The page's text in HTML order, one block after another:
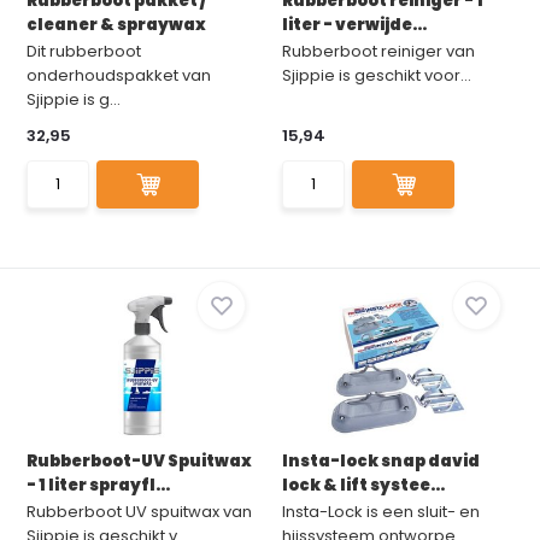
cleaner & spraywax
Dit rubberboot
onderhoudspakket van
Sjippie is g...
32,95
liter - verwijde...
Rubberboot reiniger van
Sjippie is geschikt voor...
15,94
Rubberboot-UV Spuitwax
- 1 liter sprayfl...
Rubberboot UV spuitwax van
Insta-lock snap david
lock & lift systee...
Insta-Lock is een sluit- en